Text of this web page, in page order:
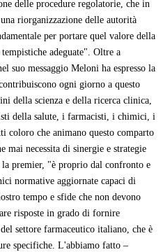
delle procedure regolatorie, che in
riorganizzazione delle autorità
per portare quel valore della
adeguate". Oltre a
suo messaggio Meloni ha espresso la
ogni giorno a questo
della scienza e della ricerca clinica,
della salute, i farmacisti, i chimici, i
che animano questo comparto
mai necessita di sinergie e strategie
premier, "è proprio dal confronto e
normative aggiornate capaci di
tempo e sfide che non devono
risposte in grado di fornire
settore farmaceutico italiano, che è
specifiche. L'abbiamo fatto –